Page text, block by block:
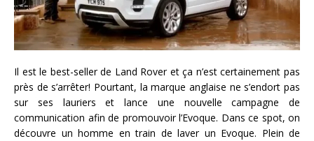
Il est le best-seller de Land Rover et ça n’est certainement pas
près de s’arrêter! Pourtant, la marque anglaise ne s’endort pas
sur ses lauriers et lance une nouvelle campagne de
communication afin de promouvoir l’Evoque. Dans ce spot, on
découvre un homme en train de laver un Evoque. Plein de